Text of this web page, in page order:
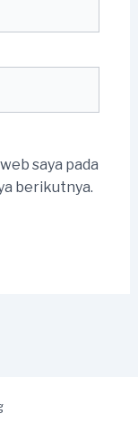
saya pada
berikutnya.